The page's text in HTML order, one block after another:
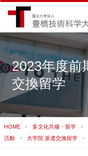
2023年度
交換留学
HOME 多文化共修・留学
活動
大学院 派遣交換留学